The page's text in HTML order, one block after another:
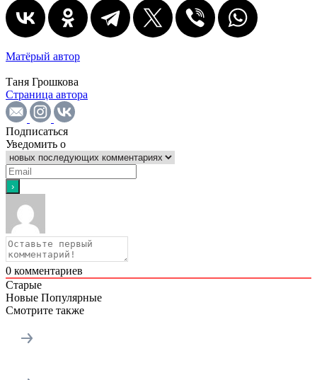
Матёрый автор
Таня Грошкова
Страница автора
Подписаться
Уведомить о
0 комментариев
Старые
Новые Популярные
Смотрите также